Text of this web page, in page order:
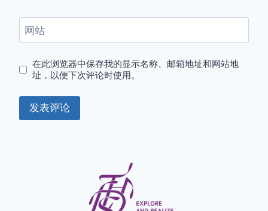
网站
在此浏览器中保存我的显示名称、邮箱地址和网站地
址，以便下次评论时使用。